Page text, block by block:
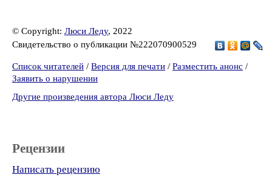
© Copyright: Люси Леду, 2022
Свидетельство о публикации №222070900529
Список читателей / Версия для печати / Разместить анонс /
Заявить о нарушении
Другие произведения автора Люси Леду
Рецензии
Написать рецензию